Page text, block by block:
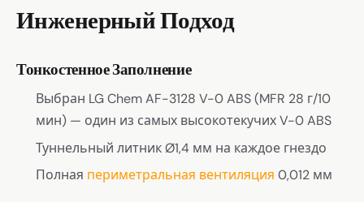
Инженерный Подход
Тонкостенное Заполнение
Выбран LG Chem AF-3128 V-0 ABS (MFR 28 г/10
мин) — один из самых высокотекучих V-0 ABS
Туннельный литник Ø1,4 мм на каждое гнездо
Полная периметральная вентиляция 0,012 мм